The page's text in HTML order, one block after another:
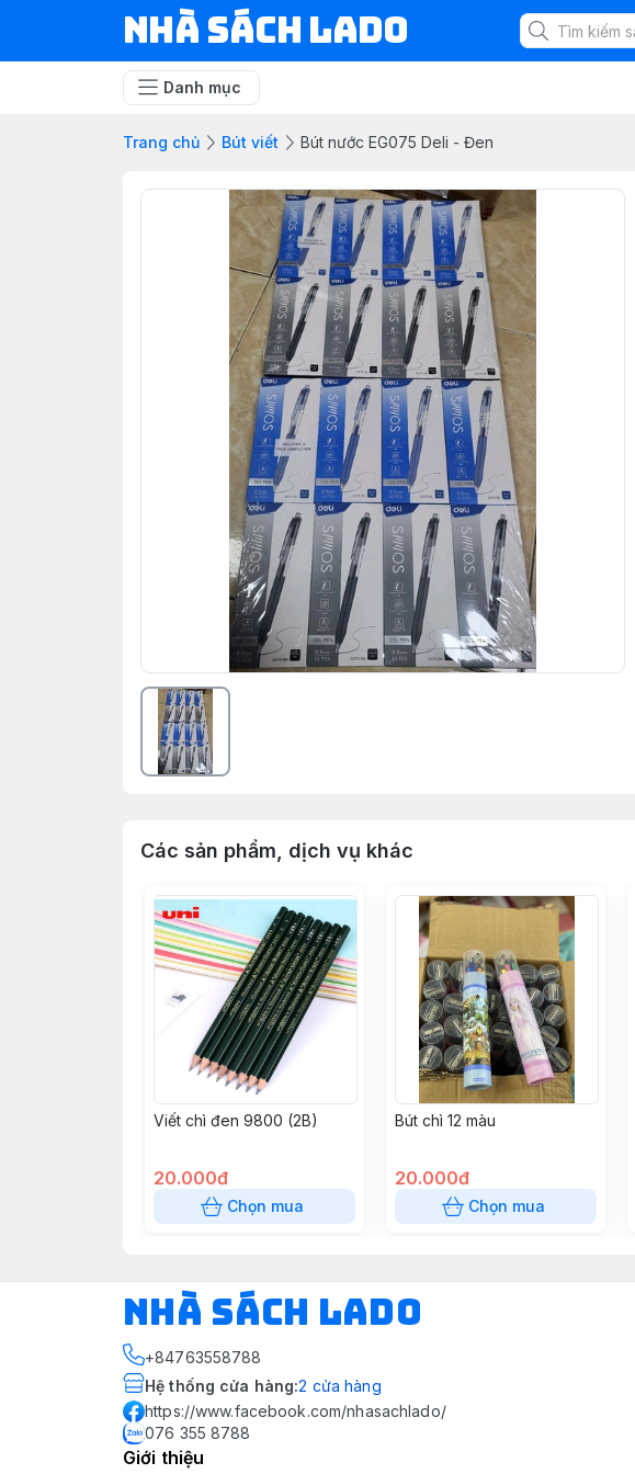
NHÀ SÁCH LADO
Danh mục
Trang chủ Bút viết Bút nước EG075 Deli - Đen
Các sản phẩm, dịch vụ khác
Viết chì đen 9800 (2B)
20.000đ
Chọn mua
Bút chì 12 màu
20.000đ
Chọn mua
NHÀ SÁCH LADO
+84763558788
Hệ thống cửa hàng:2 cửa hàng
https://www.facebook.com/nhasachlado/
076 355 8788
Giới thiệu